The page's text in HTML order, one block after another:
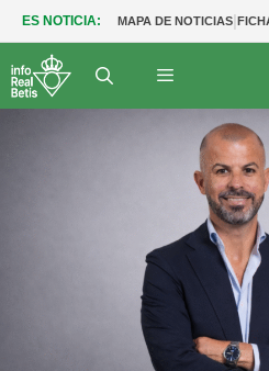
ES NOTICIA: MAPA DE NOTICIAS|